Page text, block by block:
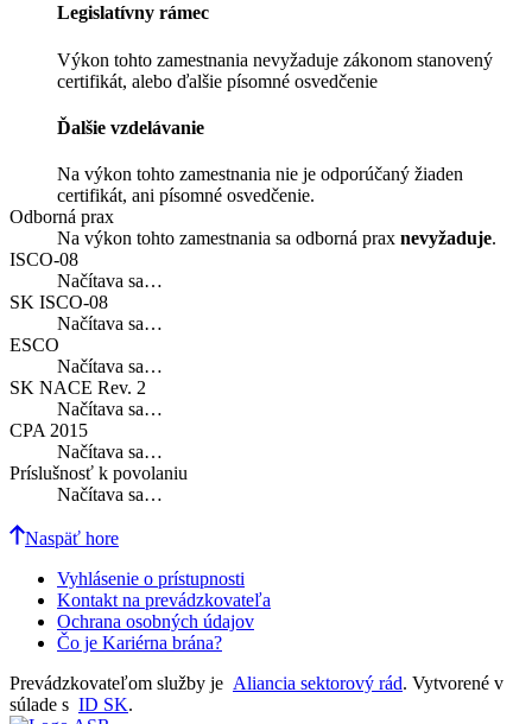
Legislatívny rámec
Výkon tohto zamestnania nevyžaduje zákonom stanovený
certifikát, alebo ďalšie písomné osvedčenie
Ďalšie vzdelávanie
Na výkon tohto zamestnania nie je odporúčaný žiaden
certifikát, ani písomné osvedčenie.
Odborná prax
Na výkon tohto zamestnania sa odborná prax nevyžaduje.
ISCO-08
Načítava sa…
SK ISCO-08
Načítava sa…
ESCO
Načítava sa…
SK NACE Rev. 2
Načítava sa…
CPA 2015
Načítava sa…
Príslušnosť k povolaniu
Načítava sa…
Naspäť hore
Vyhlásenie o prístupnosti
Kontakt na prevádzkovateľa
Ochrana osobných údajov
Čo je Kariérna brána?
Prevádzkovateľom služby je Aliancia sektorový rád. Vytvorené v
súlade s ID SK.